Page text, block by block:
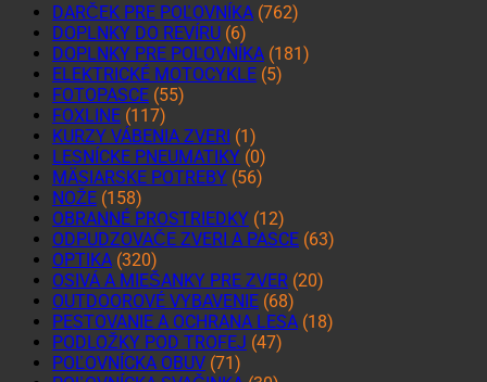
DARČEK PRE POĽOVNÍKA (762)
DOPLNKY DO REVÍRU (6)
DOPLNKY PRE POĽOVNÍKA (181)
ELEKTRICKÉ MOTOCYKLE (5)
FOTOPASCE (55)
FOXLINE (117)
KURZY VÁBENIA ZVERI (1)
LESNÍCKE PNEUMATIKY (0)
MÄSIARSKE POTREBY (56)
NOŽE (158)
OBRANNÉ PROSTRIEDKY (12)
ODPUDZOVAČE ZVERI A PASCE (63)
OPTIKA (320)
OSIVÁ A MIEŠANKY PRE ZVER (20)
OUTDOOROVÉ VYBAVENIE (68)
PESTOVANIE A OCHRANA LESA (18)
PODLOŽKY POD TROFEJ (47)
POĽOVNÍCKA OBUV (71)